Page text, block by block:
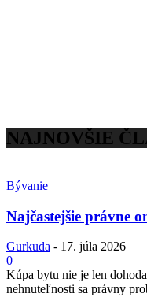
NAJNOVŠIE
Bývanie
Najčastejšie právne
Gurkuda - 17. júla 2026
0
Kúpa bytu nie je len
nehnuteľnosti sa právny